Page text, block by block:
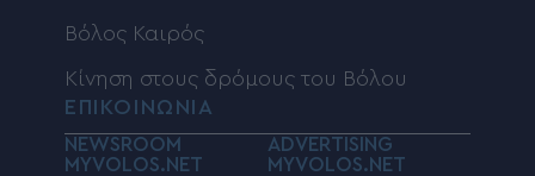
Βόλος Καιρός
Κίνηση στους δρόμους του Βόλου
ΕΠΙΚΟΙΝΩΝΙΑ
NEWSROOM
MYVOLOS.NET
ADVERTISING
MYVOLOS.NET